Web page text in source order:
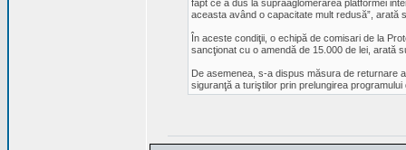
fapt ce a dus la supraaglomerarea platformei
aceasta având o capacitate mult redusă”, arată
În aceste condiţii, o echipă de comisari de la
sancţionat cu o amendă de 15.000 de lei, arată
De asemenea, s-a dispus măsura de returnare
siguranţă a turiştilor prin prelungirea